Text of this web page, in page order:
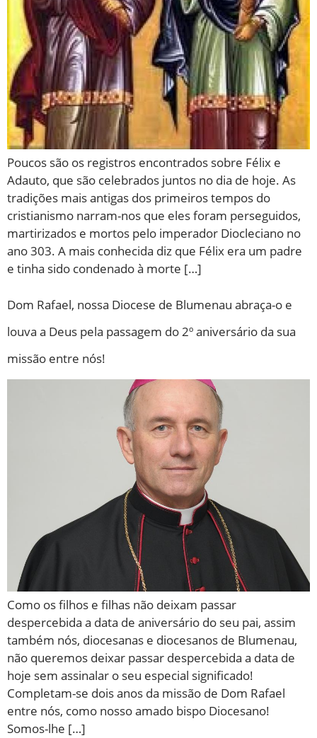
Poucos são os registros encontrados sobre Félix e
Adauto, que são celebrados juntos no dia de hoje. As
tradições mais antigas dos primeiros tempos do
cristianismo narram-nos que eles foram perseguidos,
martirizados e mortos pelo imperador Diocleciano no
ano 303. A mais conhecida diz que Félix era um padre
e tinha sido condenado à morte […]
Dom Rafael, nossa Diocese de Blumenau abraça-o e
louva a Deus pela passagem do 2º aniversário da sua
missão entre nós!
Como os filhos e filhas não deixam passar
despercebida a data de aniversário do seu pai, assim
também nós, diocesanas e diocesanos de Blumenau,
não queremos deixar passar despercebida a data de
hoje sem assinalar o seu especial significado!
Completam-se dois anos da missão de Dom Rafael
entre nós, como nosso amado bispo Diocesano!
Somos-lhe […]